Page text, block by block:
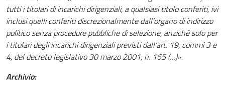
tutti i titolari di incarichi dirigenziali, a qualsiasi titolo conferiti, ivi
inclusi quelli conferiti discrezionalmente dall’organo di indirizzo
politico senza procedure pubbliche di selezione, anziché solo per
i titolari degli incarichi dirigenziali previsti dall’art. 19, commi 3 e
4, del decreto legislativo 30 marzo 2001, n. 165 (…)».
Archivio: